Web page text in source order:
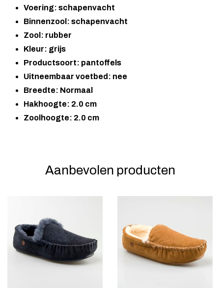
Voering: schapenvacht
Binnenzool: schapenvacht
Zool: rubber
Kleur: grijs
Productsoort: pantoffels
Uitneembaar voetbed: nee
Breedte: Normaal
Hakhoogte: 2.0 cm
Zoolhoogte: 2.0 cm
Aanbevolen producten